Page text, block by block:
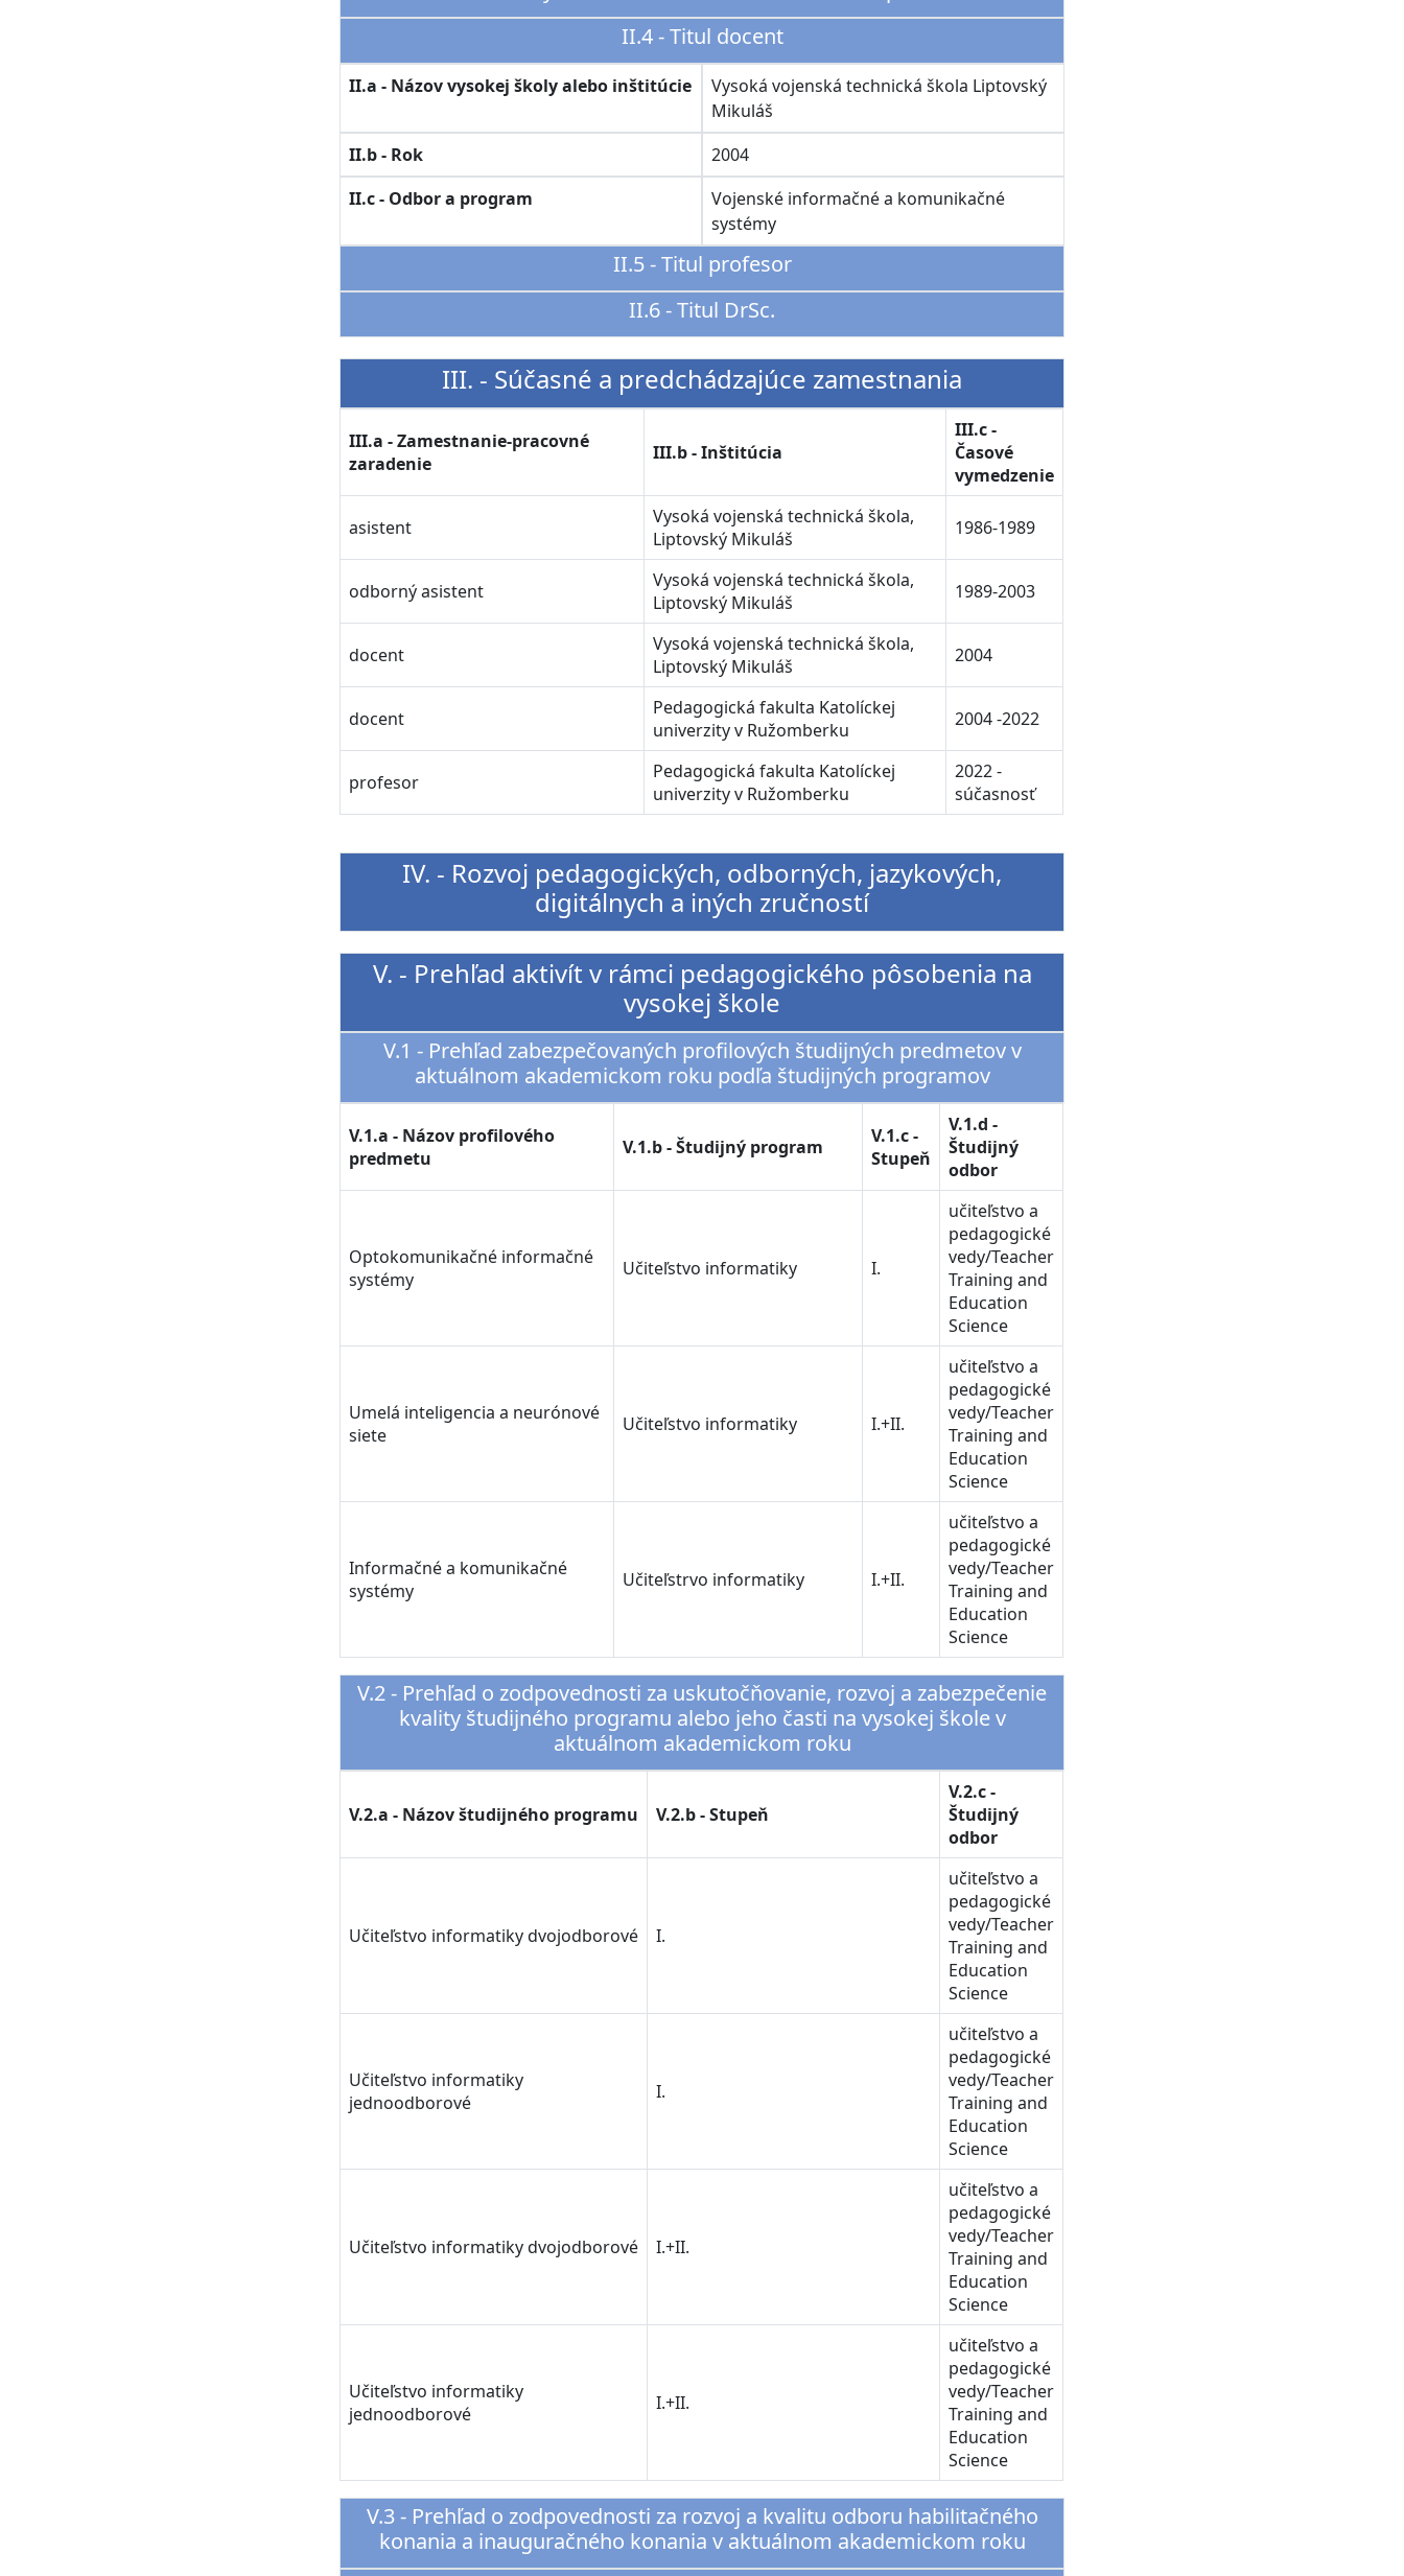
II.4 - Titul docent
II.a - Názov vysokej školy alebo inštitúcie
Vysoká vojenská technická škola Liptovský
Mikuláš
II.b - Rok
2004
II.c - Odbor a program
Vojenské informačné a komunikačné
systémy
II.5 - Titul profesor
II.6 - Titul DrSc.
III. - Súčasné a predchádzajúce zamestnania
III.a - Zamestnanie-pracovné
zaradenie
III.b - Inštitúcia
III.c -
Časové
vymedzenie
asistent
Vysoká vojenská technická škola,
Liptovský Mikuláš
1986-1989
odborný asistent
Vysoká vojenská technická škola,
Liptovský Mikuláš
1989-2003
docent
Vysoká vojenská technická škola,
Liptovský Mikuláš
2004
docent
Pedagogická fakulta Katolíckej
univerzity v Ružomberku
2004 -2022
profesor
Pedagogická fakulta Katolíckej
univerzity v Ružomberku
2022 -
súčasnosť
IV. - Rozvoj pedagogických, odborných, jazykových,
digitálnych a iných zručností
V. - Prehľad aktivít v rámci pedagogického pôsobenia na
vysokej škole
V.1 - Prehľad zabezpečovaných profilových študijných predmetov v
aktuálnom akademickom roku podľa študijných programov
V.1.a - Názov profilového
predmetu
V.1.b - Študijný program
V.1.c -
Stupeň
V.1.d -
Študijný
odbor
Optokomunikačné informačné
systémy
Učiteľstvo informatiky I.
učiteľstvo a
pedagogické
vedy/Teacher
Training and
Education
Science
Umelá inteligencia a neurónové
siete
Učiteľstvo informatiky I.+II.
učiteľstvo a
pedagogické
vedy/Teacher
Training and
Education
Science
Informačné a komunikačné
systémy
Učiteľstrvo informatiky I.+II.
učiteľstvo a
pedagogické
vedy/Teacher
Training and
Education
Science
V.2 - Prehľad o zodpovednosti za uskutočňovanie, rozvoj a zabezpečenie
kvality študijného programu alebo jeho časti na vysokej škole v
aktuálnom akademickom roku
V.2.a - Názov študijného programu V.2.b - Stupeň
V.2.c -
Študijný
odbor
Učiteľstvo informatiky dvojodborové I.
učiteľstvo a
pedagogické
vedy/Teacher
Training and
Education
Science
Učiteľstvo informatiky
jednoodborové
I.
učiteľstvo a
pedagogické
vedy/Teacher
Training and
Education
Science
Učiteľstvo informatiky dvojodborové I.+II.
učiteľstvo a
pedagogické
vedy/Teacher
Training and
Education
Science
Učiteľstvo informatiky
jednoodborové
I.+II.
učiteľstvo a
pedagogické
vedy/Teacher
Training and
Education
Science
V.3 - Prehľad o zodpovednosti za rozvoj a kvalitu odboru habilitačného
konania a inauguračného konania v aktuálnom akademickom roku